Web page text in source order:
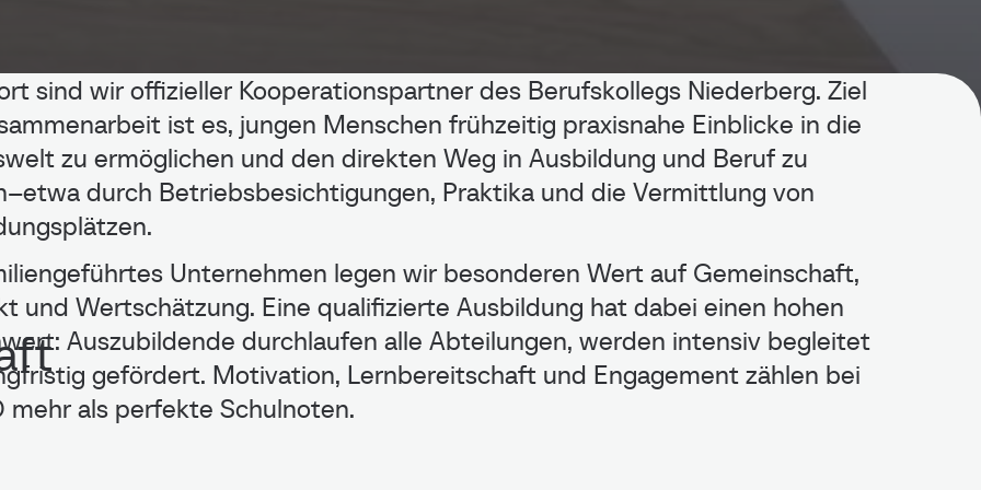
Niederberg schließen
sind wir offizieller Kooperationspartner des Berufskollegs Niederberg. Ziel
ist es, jungen Menschen frühzeitig praxisnahe Einblicke in die
zu ermöglichen und den direkten Weg in Ausbildung und Beruf zu
durch Betriebsbesichtigungen, Praktika und die Vermittlung von
Unternehmen legen wir besonderen Wert auf Gemeinschaft,
und Wertschätzung. Eine qualifizierte Ausbildung hat dabei einen hohen
Auszubildende durchlaufen alle Abteilungen, werden intensiv begleitet
gefördert. Motivation, Lernbereitschaft und Engagement zählen bei
mehr als perfekte Schulnoten.